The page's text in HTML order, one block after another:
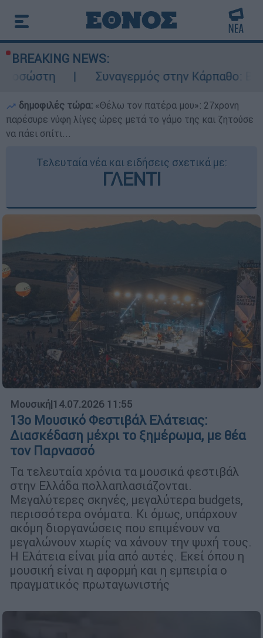
BREAKING NEWS:
Συναγερμός στην Κάρπαθο: Βρέθηκαν παλιά
δημοφιλές τώρα: «Θέλω τον πατέρα μου»: 27χρονη
παρέσυρε νύφη λίγες ώρες μετά το γάμο της και ζητούσε
να πάει σπίτι...
Τελευταία νέα και ειδήσεις σχετικά με:
ΓΛΕΝΤΙ
Μουσική|14.07.2026 11:55
13ο Μουσικό Φεστιβάλ Ελάτειας:
Διασκέδαση μέχρι το ξημέρωμα, με θέα
τον Παρνασσό
Τα τελευταία χρόνια τα μουσικά φεστιβάλ
στην Ελλάδα πολλαπλασιάζονται.
Μεγαλύτερες σκηνές, μεγαλύτερα budgets,
περισσότερα ονόματα. Κι όμως, υπάρχουν
ακόμη διοργανώσεις που επιμένουν να
μεγαλώνουν χωρίς να χάνουν την ψυχή τους.
Η Ελάτεια είναι μία από αυτές. Εκεί όπου η
μουσική είναι η αφορμή και η εμπειρία ο
πραγματικός πρωταγωνιστής